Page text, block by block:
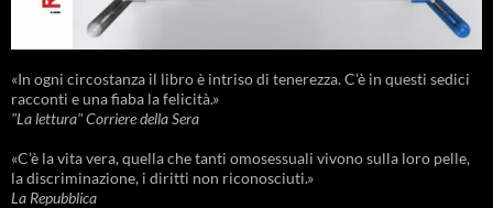
«In ogni circostanza il libro è intriso di tenerezza. C'è in questi sedici
racconti e una fiaba la felicità.»
"La lettura" Corriere della Sera
«C’è la vita vera, quella che tanti omosessuali vivono sulla loro pelle,
la discriminazione, i diritti non riconosciuti.»
La Repubblica